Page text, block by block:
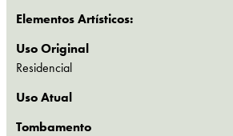
Elementos Artísticos:
Uso Original
Residencial
Uso Atual
Tombamento